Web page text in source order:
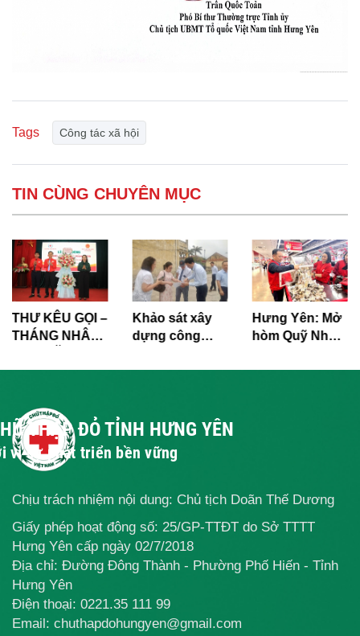
Tags Công tác xã hội
TIN CÙNG CHUYÊN MỤC
THƯ KÊU GỌI –
THÁNG NHÂN
Khảo sát xây
dựng công
trường học tại
Hưng Yên: Mở
hòm Quỹ Nhân
tâm thương
THẬP ĐỎ TỈNH HƯNG YÊN
vì sự phát triển bền vững
Chịu trách nhiệm nội dung: Chủ tịch Doãn Thế Dương
Giấy phép hoạt động số: 25/GP-TTĐT do Sở TTTT
Hưng Yên cấp ngày 02/7/2018
Địa chỉ: Đường Đông Thành - Phường Phố Hiến - Tỉnh
Hưng Yên
Điện thoại: 0221.35 111 99
Email: chuthapdohungyen@gmail.com